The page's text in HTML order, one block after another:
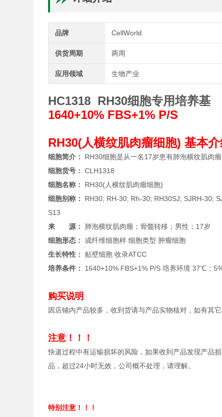
品牌 CellWorld
供货周期 两周
应用领域 生物产业
HC1318 RH30细胞专用培养基
1640+10% FBS+1% P/S
RH30(人横纹肌肉瘤细胞) 基本
细胞简介：
RH30细胞是从一名17岁患有肺泡横纹肌肉
细胞货号： CLH1318
细胞名称：
RH30(人横纹肌肉瘤细胞)
细胞别称：
RH30; RH-30; Rh-30; RH30SJ; SJRH-30;
S13
来 源：
肺泡横纹肌肉瘤；骨髓转移；男性；17岁
细胞形态：
成纤维细胞样 细胞类型 肿瘤细胞
生长特性：
贴壁细胞 收录ATCC
培养条件：
1640+10% FBS+1% P/S 培养环境 37℃；
购买说明
因店铺内产品较多，收到货请与产品实物核对，如有其
注意！！！
快递过程中有运输损坏的风险，如果收到产品发现产品
品，超过24小时无效，公司概不处理，请理解。
特别注意！！！